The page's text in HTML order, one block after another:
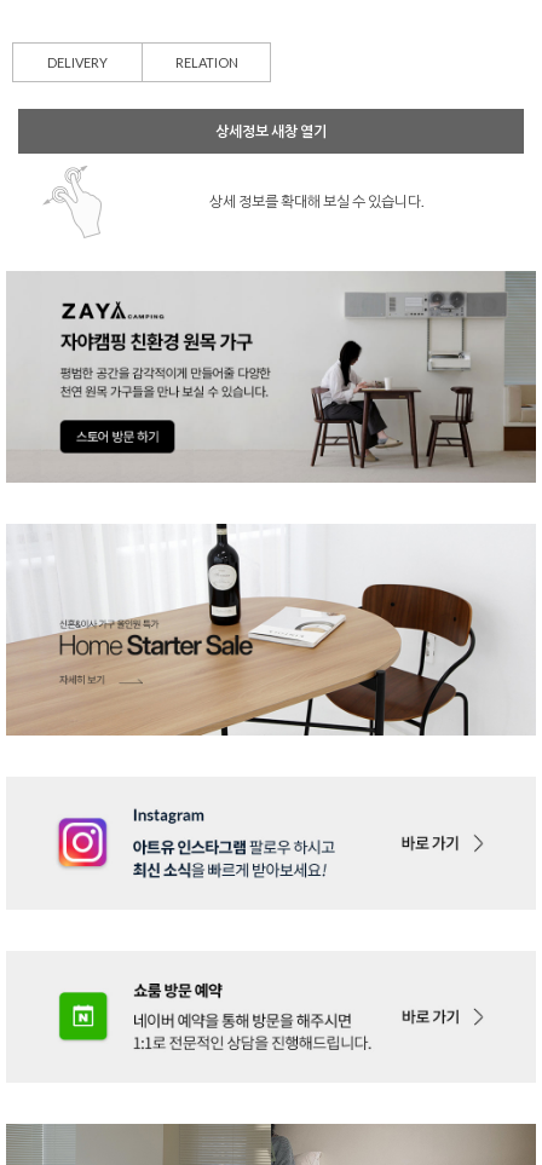
DELIVERY RELATION
상세정보 새창 열기
상세 정보를 확대해 보실 수 있습니다.